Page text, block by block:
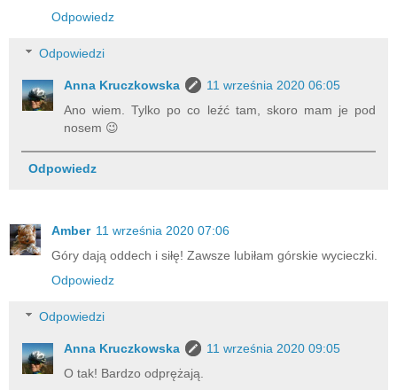
Odpowiedz
Odpowiedzi
Anna Kruczkowska
11 września 2020 06:05
Ano wiem. Tylko po co leźć tam, skoro mam je pod
nosem 😉
Odpowiedz
Amber 11 września 2020 07:06
Góry dają oddech i siłę! Zawsze lubiłam górskie wycieczki.
Odpowiedz
Odpowiedzi
Anna Kruczkowska
11 września 2020 09:05
O tak! Bardzo odprężają.